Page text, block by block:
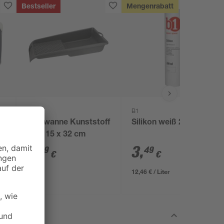
Bestseller
Farbwanne Kunststoff
grau 15 x 32 cm
2 69 €
Mengenrabatt
B1
Silikon weiß 280 ml
3,49 €
12,46 € / Liter